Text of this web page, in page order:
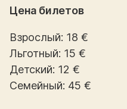
Цена билетов
Взрослый: 18 €
Льготный: 15 €
Детский: 12 €
Семейный: 45 €